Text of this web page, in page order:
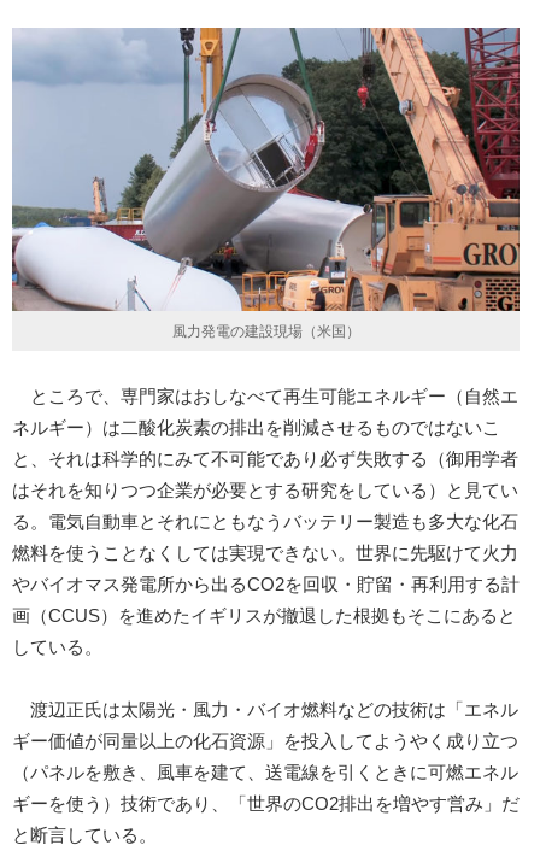
風力発電の建設現場（米国）
ところで、専門家はおしなべて再生可能エネルギー（自然エ
ネルギー）は二酸化炭素の排出を削減させるものではないこ
と、それは科学的にみて不可能であり必ず失敗する（御用学者
はそれを知りつつ企業が必要とする研究をしている）と見てい
る。電気自動車とそれにともなうバッテリー製造も多大な化石
燃料を使うことなくしては実現できない。世界に先駆けて火力
やバイオマス発電所から出るCO2を回収・貯留・再利用する計
画（CCUS）を進めたイギリスが撤退した根拠もそこにあると
している。
渡辺正氏は太陽光・風力・バイオ燃料などの技術は「エネル
ギー価値が同量以上の化石資源」を投入してようやく成り立つ
（パネルを敷き、風車を建て、送電線を引くときに可燃エネル
ギーを使う）技術であり、「世界のCO2排出を増やす営み」だ
と断言している。